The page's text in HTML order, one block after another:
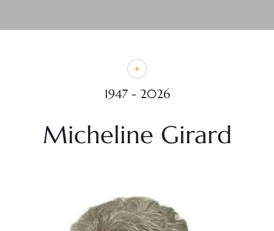
1947 - 2026
Micheline Girard